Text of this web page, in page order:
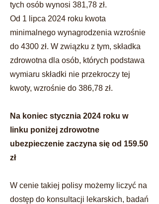
tych osób wynosi 381,78 zł.
Od 1 lipca 2024 roku kwota
minimalnego wynagrodzenia wzrośnie
do 4300 zł. W związku z tym, składka
zdrowotna dla osób, których podstawa
wymiaru składki nie przekroczy tej
kwoty, wzrośnie do 386,78 zł.
Na koniec stycznia 2024 roku w
linku poniżej zdrowotne
ubezpieczenie zaczyna się od 159.50
zł
W cenie takiej polisy możemy liczyć na
dostęp do konsultacji lekarskich, badań